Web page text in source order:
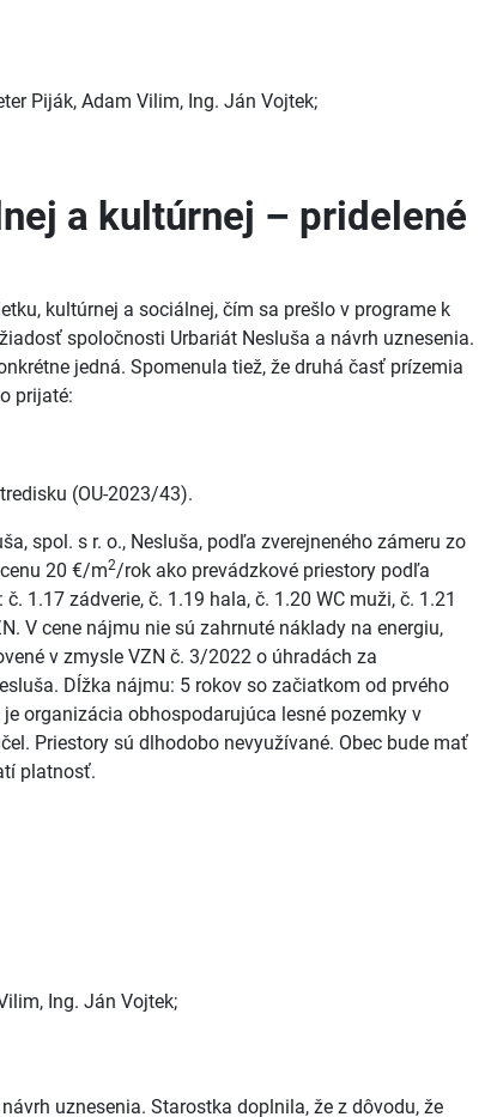
Piják, Adam Vilim, Ing. Ján Vojtek;
a kultúrnej – pridelené
kultúrnej a sociálnej, čím sa prešlo v programe k
spoločnosti Urbariát Nesluša a návrh uznesenia.
jedná. Spomenula tiež, že druhá časť prízemia
prijaté:
(OU-2023/43).
spol. s r. o., Nesluša, podľa zverejneného zámeru zo
20 €/m2/rok ako prevádzkové priestory podľa
1.17 zádverie, č. 1.19 hala, č. 1.20 WC muži, č. 1.21
V cene nájmu nie sú zahrnuté náklady na energiu,
v zmysle VZN č. 3/2022 o úhradách za
Dĺžka nájmu: 5 rokov so začiatkom od prvého
organizácia obhospodarujúca lesné pozemky v
Priestory sú dlhodobo nevyužívané. Obec bude mať
platnosť.
Ing. Ján Vojtek;
uznesenia. Starostka doplnila, že z dôvodu, že